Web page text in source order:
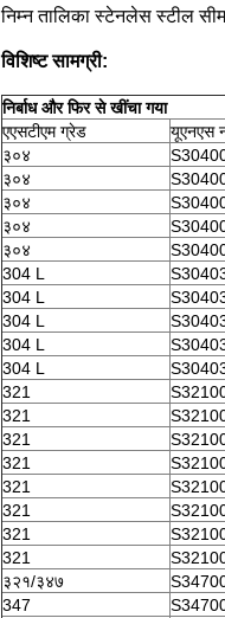
निम्न तालिका स्टेनलेस स्टील
विशिष्ट सामग्री:
निर्बाध और फिर से खींचा गया
एएसटीएम ग्रेड
यूएनएस
३०४
३०४
३०४
३०४
३०४
304 L
304 L
304 L
304 L
304 L
321
321
321
321
321
321
321
321
३२१/३४७
347